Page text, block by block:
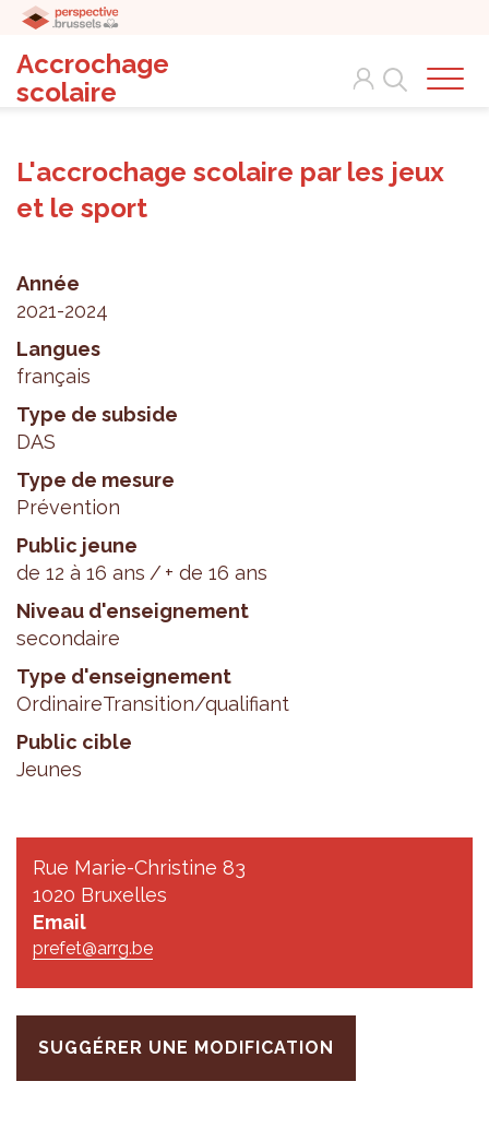
Accrochage
scolaire
Search
L'accrochage scolaire par les jeux
et le sport
Année
2021-2024
Langues
français
Type de subside
DAS
Type de mesure
Prévention
Public jeune
de 12 à 16 ans
+ de 16 ans
Niveau d'enseignement
secondaire
Type d'enseignement
OrdinaireTransition/qualifiant
Public cible
Jeunes
Rue Marie-Christine 83
1020 Bruxelles
Email
prefet@arrg.be
SUGGÉRER UNE MODIFICATION